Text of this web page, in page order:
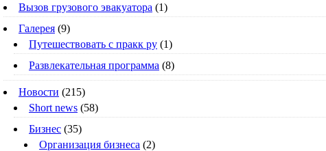
Вызов грузового эвакуатора (1)
Галерея (9)
Путешествовать с пракк ру (1)
Развлекательная программа (8)
Новости (215)
Short news (58)
Бизнес (35)
Организация бизнеса (2)